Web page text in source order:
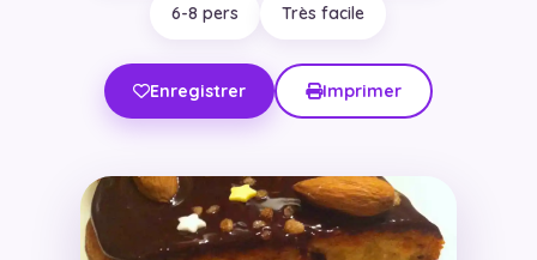
6-8 pers Très facile
Enregistrer Imprimer